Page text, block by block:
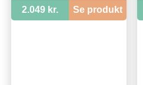
2.049 kr. Se produkt